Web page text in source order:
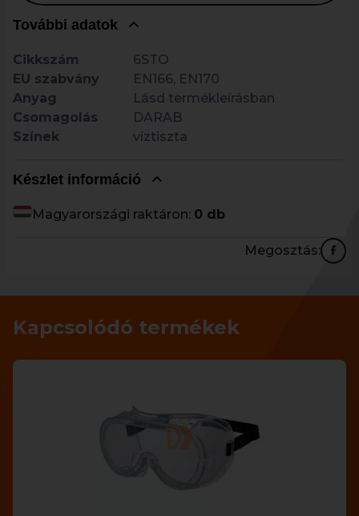
További adatok
Cikkszám
6STO
EU szabvány
EN166, EN170
Anyag
Lásd termékleírásban
Csomagolás
DARAB
Színek
víztiszta
Készlet információ
Magyarországi raktáron: 0 db
Megosztás:
Kapcsolódó termékek